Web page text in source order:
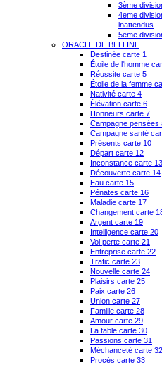
3ème
4eme
inattendus
5eme
ORACLE DE BELLINE
Destinée carte 1
Étoile de l'homme
Réussite carte 5
Étoile de la femme
Nativité carte 4
Élévation carte 6
Honneurs carte 7
Campagne pensées
Campagne santé
Présents carte 10
Départ carte 12
Inconstance carte 13
Découverte carte 14
Eau carte 15
Pénates carte 16
Maladie carte 17
Changement carte
Argent carte 19
Intelligence carte 20
Vol perte carte 21
Entreprise carte 22
Trafic carte 23
Nouvelle carte 24
Plaisirs carte 25
Paix carte 26
Union carte 27
Famille carte 28
Amour carte 29
La table carte 30
Passions carte 31
Méchanceté carte 32
Procès carte 33